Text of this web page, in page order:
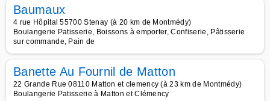
Baumaux
4 rue Hôpital 55700 Stenay (à 20 km de Montmédy)
Boulangerie Patisserie, Boissons à emporter, Confiserie, Pâtisserie
sur commande, Pain de
Banette Au Fournil de Matton
22 Grande Rue 08110 Matton et clemency (à 23 km de Montmédy)
Boulangerie Patisserie à Matton et Clémency